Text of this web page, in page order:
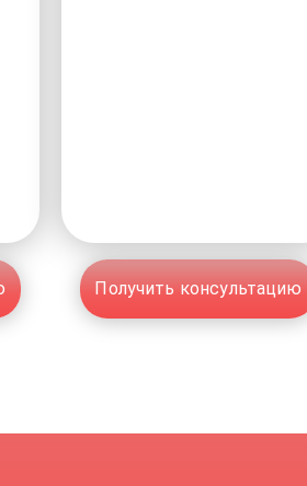
Получить консультацию